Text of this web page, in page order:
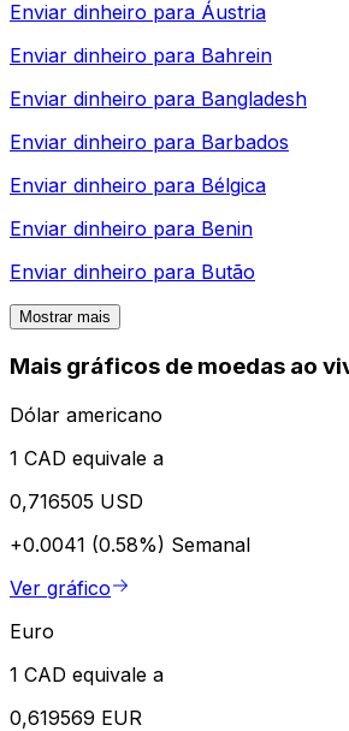
Enviar dinheiro para Áustria
Enviar dinheiro para Bahrein
Enviar dinheiro para Bangladesh
Enviar dinheiro para Barbados
Enviar dinheiro para Bélgica
Enviar dinheiro para Benin
Enviar dinheiro para Butão
Mostrar mais
Mais gráficos de moedas ao
Dólar americano
1 CAD equivale a
0,716505 USD
+0.0041 (0.58%) Semanal
Ver gráfico
Euro
1 CAD equivale a
0,619569 EUR